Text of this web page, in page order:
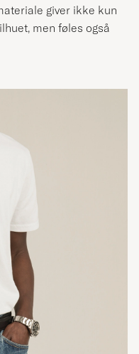
giver ikke kun
men føles også